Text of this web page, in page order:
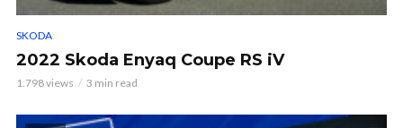
SKODA
2022 Skoda Enyaq Coupe RS iV
1.798 views 3 min read